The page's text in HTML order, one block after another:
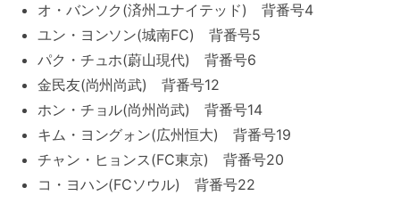
オ・バンソク(済州ユナイテッド) 背番号4
ユン・ヨンソン(城南FC) 背番号5
パク・チュホ(蔚山現代) 背番号6
金民友(尚州尚武) 背番号12
ホン・チョル(尚州尚武) 背番号14
キム・ヨングォン(広州恒大) 背番号19
チャン・ヒョンス(FC東京) 背番号20
コ・ヨハン(FCソウル) 背番号22